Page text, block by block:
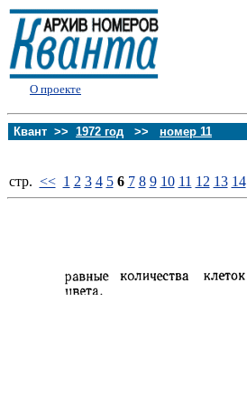
О проекте
Квант >> 1972 год >> номер 11
стp. << 1 2 3 4 5 6 7 8 9 10 11 12 13 14